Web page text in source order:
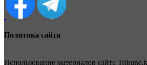
Политика сайта
Использование материалов сайта